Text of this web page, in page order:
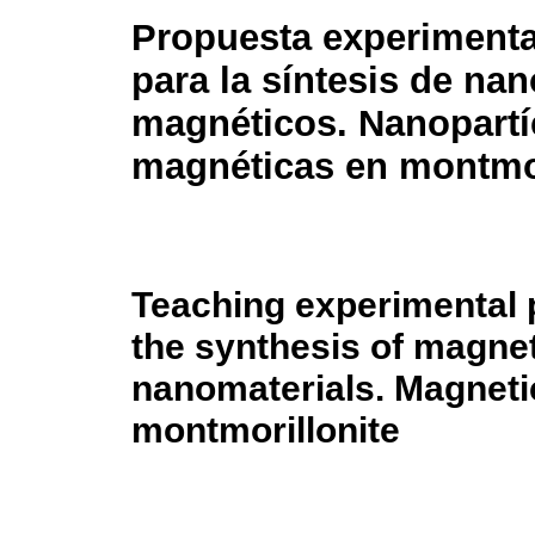
Propuesta
para la síntesis de
magnéticos.
magnéticas en
Teaching experimental
the synthesis of
nanomaterials.
montmorillonite